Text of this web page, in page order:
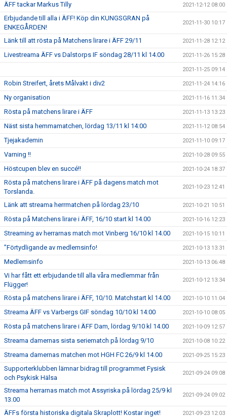
ÄFF tackar Markus Tilly 2021-12-12 08:00
Erbjudande till alla i ÄFF! Köp din KUNGSGRAN på
ENKEGÅRDEN!
2021-11-30 10:17
Länk till att rösta på Matchens lirare i ÄFF 29/11 2021-11-28 12:12
Livestreama ÄFF vs Dalstorps IF söndag 28/11 kl 14.00 2021-11-26 15:28
2021-11-25 09:14
Robin Streifert, årets Målvakt i div2 2021-11-24 14:16
Ny organisation 2021-11-16 11:34
Rösta på matchens lirare i ÄFF 2021-11-13 13:23
Näst sista hemmamatchen, lördag 13/11 kl 14:00 2021-11-12 08:54
Tjejakademin 2021-11-10 09:17
Varning !! 2021-10-28 09:55
Höstcupen blev en succé!! 2021-10-24 18:37
Rösta på matchens lirare i ÄFF på dagens match mot
Torslanda.
2021-10-23 12:41
Länk att streama herrmatchen på lördag 23/10 2021-10-21 10:51
Rösta på Matchens lirare i ÄFF, 16/10 start kl 14.00 2021-10-16 12:23
Streaming av herrarnas match mot Vinberg 16/10 kl 14.00 2021-10-15 10:11
”Förtydligande av medlemsinfo! 2021-10-13 13:31
Medlemsinfo 2021-10-13 06:48
Vi har fått ett erbjudande till alla våra medlemmar från
Flügger!
2021-10-12 13:34
Rösta på matchens lirare i ÄFF, 10/10. Matchstart kl 14.00 2021-10-10 11:04
Streama ÄFF vs Varbergs GIF söndag 10/10 kl 14:00 2021-10-10 08:05
Rösta på matchens lirare i ÄFF Dam, lördag 9/10 kl 14.00 2021-10-09 12:57
Streama damernas sista seriematch på lördag 9/10 2021-10-08 10:22
Streama damernas matchen mot HGH FC 26/9 kl 14.00 2021-09-25 15:23
Supporterklubben lämnar bidrag till programmet Fysisk
och Psykisk Hälsa
2021-09-24 09:08
Streama herrarnas match mot Assyriska på lördag 25/9 kl
13.00
2021-09-24 09:02
ÄFFs första historiska digitala Skraplott! Kostar inget! 2021-09-23 12:03